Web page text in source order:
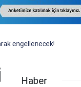
engellenecek!
Haber